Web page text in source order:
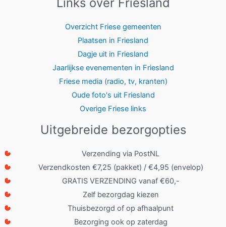
Links over Friesland
Overzicht Friese gemeenten
Plaatsen in Friesland
Dagje uit in Friesland
Jaarlijkse evenementen in Friesland
Friese media (radio, tv, kranten)
Oude foto's uit Friesland
Overige Friese links
Uitgebreide bezorgopties
Verzending via PostNL
Verzendkosten €7,25 (pakket) / €4,95 (envelop)
GRATIS VERZENDING vanaf €60,-
Zelf bezorgdag kiezen
Thuisbezorgd of op afhaalpunt
Bezorging ook op zaterdag